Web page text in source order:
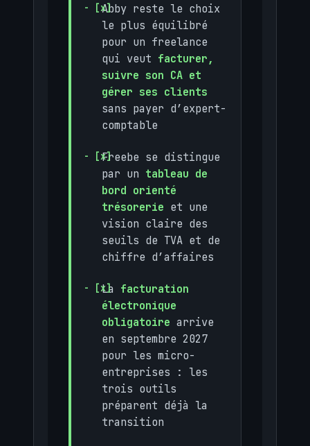
Abby reste le choix
le plus équilibré
pour un freelance
qui veut facturer,
suivre son CA et
gérer ses clients
sans payer d’expert-
comptable
Freebe se distingue
par un tableau de
bord orienté
trésorerie et une
vision claire des
seuils de TVA et de
chiffre d’affaires
La facturation
électronique
obligatoire arrive
en septembre 2027
pour les micro-
entreprises : les
trois outils
préparent déjà la
transition